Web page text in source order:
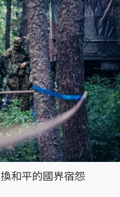
和平的國界宿怨